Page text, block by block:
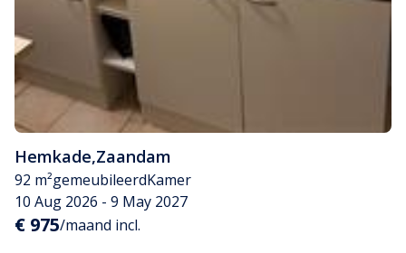
Hemkade,Zaandam
92 m²gemeubileerdKamer
10 Aug 2026 - 9 May 2027
€ 975/maand incl.